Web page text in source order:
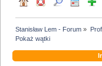
Stanisław Lem - Forum »
Pokaż wątki